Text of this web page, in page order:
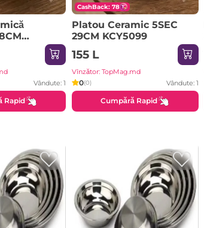
Vândute: 1
Rapid
CashBack: 78
Platou Ceramic 5SEC
29CM KCY5099
155 L
Vînzător: TopMag.md
0(0) Vândute: 1
Cumpără Rapid